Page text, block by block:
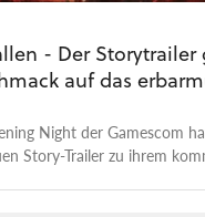
- Der Storytrailer
auf das
Night der Gamescom
Story-Trailer zu ihrem
präsentiert. In Lords of